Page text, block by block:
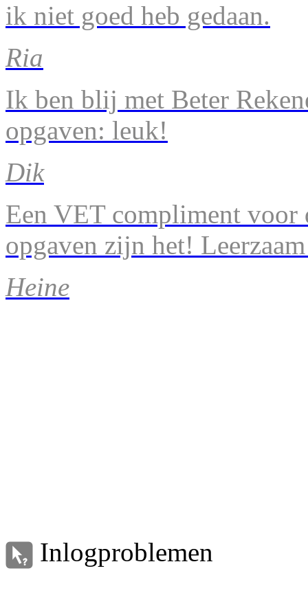
ik niet goed heb gedaan.
Ria
Ik ben blij met Beter
opgaven: leuk!
Dik
Een VET compliment voor
opgaven zijn het!
Heine
Inlogproblemen